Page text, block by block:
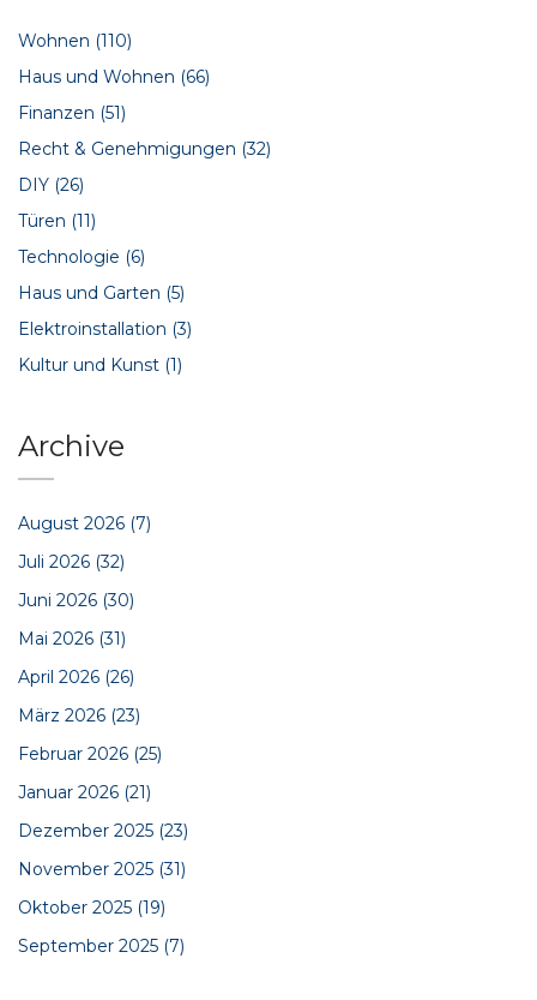
Wohnen (110)
Haus und Wohnen (66)
Finanzen (51)
Recht & Genehmigungen (32)
DIY (26)
Türen (11)
Technologie (6)
Haus und Garten (5)
Elektroinstallation (3)
Kultur und Kunst (1)
Archive
August 2026 (7)
Juli 2026 (32)
Juni 2026 (30)
Mai 2026 (31)
April 2026 (26)
März 2026 (23)
Februar 2026 (25)
Januar 2026 (21)
Dezember 2025 (23)
November 2025 (31)
Oktober 2025 (19)
September 2025 (7)